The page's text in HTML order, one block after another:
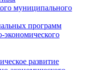
муниципального
программ
экономического
развитие